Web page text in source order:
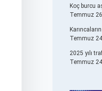
Koç burcu
Temmuz
Temmuz
2025 yılı
Temmuz